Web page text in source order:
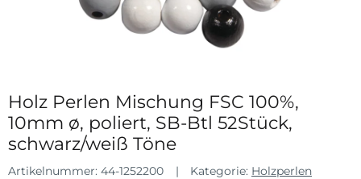
Holz Perlen Mischung FSC 100%,
10mm ø, poliert, SB-Btl 52Stück,
schwarz/weiß Töne
Artikelnummer: 44-1252200 Kategorie: Holzperlen